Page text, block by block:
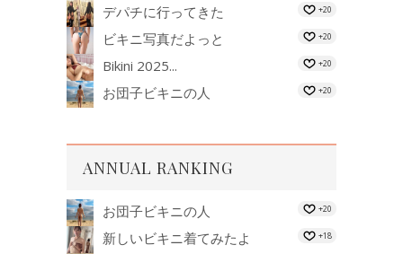
デパチに行ってきた +20
ビキニ写真だよっと +20
Bikini 2025... +20
お団子ビキニの人 +20
ANNUAL RANKING
お団子ビキニの人 +20
新しいビキニ着てみたよ +18